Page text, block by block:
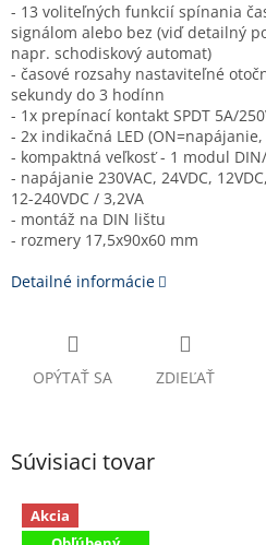
- 13 voliteľných funkcií spínania
signálom alebo bez (viď detailný
napr. schodiskový automat)
- časové rozsahy nastaviteľné
sekundy do 3 hodínn
- 1x prepínací kontakt SPDT 5A/
- 2x indikačná LED (ON=napájanie,
- kompaktná veľkosť - 1 modul
- napájanie 230VAC, 24VDC,
12-240VDC / 3,2VA
- montáž na DIN lištu
- rozmery 17,5x90x60 mm
Detailné informácie
OPÝTAŤ SA ZDIEĽAŤ
Súvisiaci tovar
Akcia